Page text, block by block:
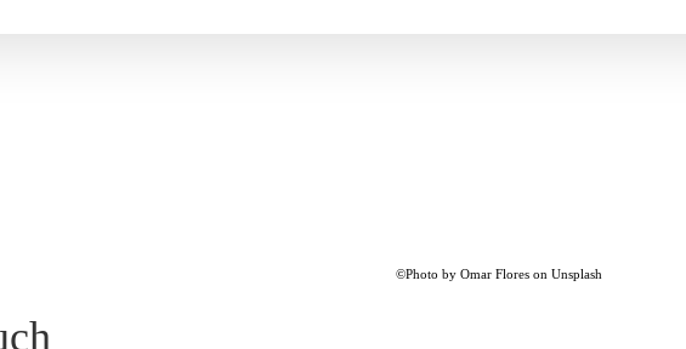
©Photo by Omar Flores on Unsplash